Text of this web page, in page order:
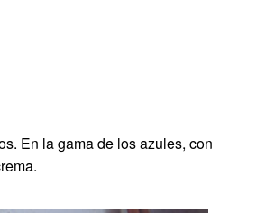
En la gama de los azules, con